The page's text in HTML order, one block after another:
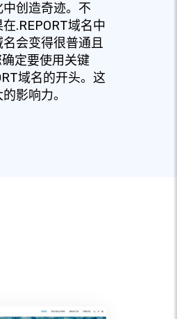
创造奇迹。不
.REPORT域名中
会变得很普通且
定要使用关键
域名的开头。这
影响力。